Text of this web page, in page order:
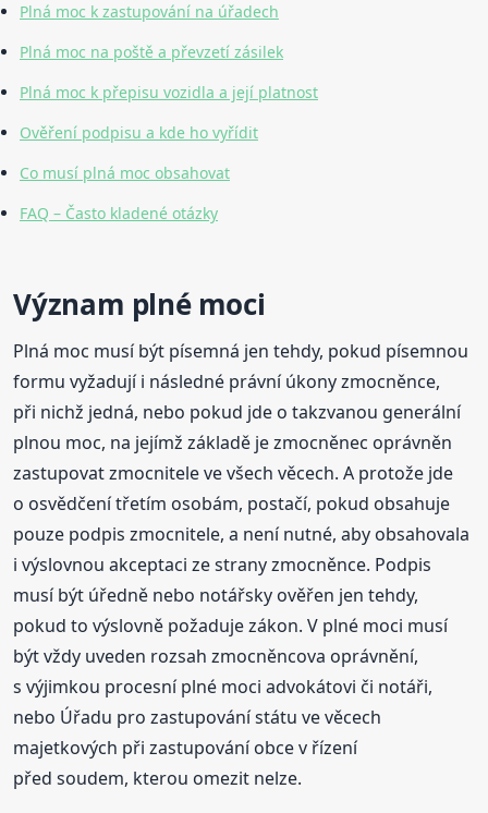
Plná moc k zastupování na úřadech
Plná moc na poště a převzetí zásilek
Plná moc k přepisu vozidla a její platnost
Ověření podpisu a kde ho vyřídit
Co musí plná moc obsahovat
FAQ – Často kladené otázky
Význam plné moci
Plná moc musí být písemná jen tehdy, pokud písemnou
formu vyžadují i následné právní úkony zmocněnce,
při nichž jedná, nebo pokud jde o takzvanou generální
plnou moc, na jejímž základě je zmocněnec oprávněn
zastupovat zmocnitele ve všech věcech. A protože jde
o osvědčení třetím osobám, postačí, pokud obsahuje
pouze podpis zmocnitele, a není nutné, aby obsahovala
i výslovnou akceptaci ze strany zmocněnce. Podpis
musí být úředně nebo notářsky ověřen jen tehdy,
pokud to výslovně požaduje zákon. V plné moci musí
být vždy uveden rozsah zmocněncova oprávnění,
s výjimkou procesní plné moci advokátovi či notáři,
nebo Úřadu pro zastupování státu ve věcech
majetkových při zastupování obce v řízení
před soudem, kterou omezit nelze.